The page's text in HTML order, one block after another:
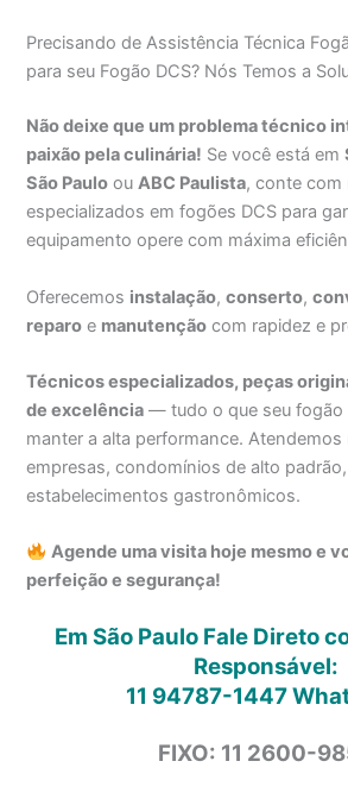
Precisando de Assistência Técnica
para seu Fogão DCS? Nós Temos a
Não deixe que um problema técnico
paixão pela culinária! Se você está em
São Paulo ouABC Paulista, conte com
especializados em fogões DCS para
equipamento opere com máxima
Oferecemos instalação,conserto,
reparo e manutenção com rapidez e
Técnicos especializados, peças
de excelência — tudo o que seu fogão
manter a alta performance. Atendemos
empresas, condomínios de alto
estabelecimentos gastronômicos.
Agende uma visita hoje mesmo e
perfeição e segurança!
Em São Paulo Fale Direto
Responsável:
11 94787-1447
FIXO: 11 2600-